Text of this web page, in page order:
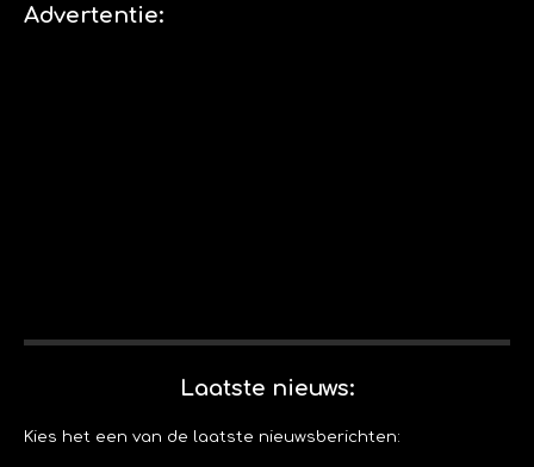
Advertentie:
Laatste nieuws:
Kies het een van de laatste nieuwsberichten: